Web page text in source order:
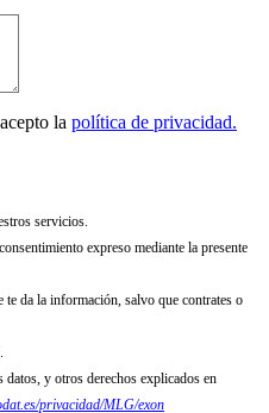
la política de privacidad.
servicios.
expreso mediante la presente
te da la información, salvo que contrates o
y otros derechos explicados en
privacidad/MLG/exon